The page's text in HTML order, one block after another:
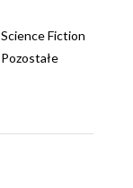
Science Fiction
Pozostałe